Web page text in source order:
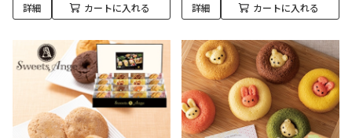
詳細 カートに入れる 詳細 カートに入れる